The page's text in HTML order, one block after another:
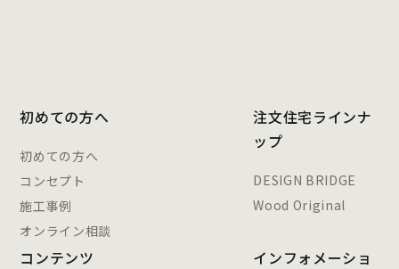
初めての方へ
初めての方へ
コンセプト
施工事例
オンライン相談
注文住宅ラインナ
ップ
DESIGN BRIDGE
Wood Original
コンテンツ
インフォメーショ